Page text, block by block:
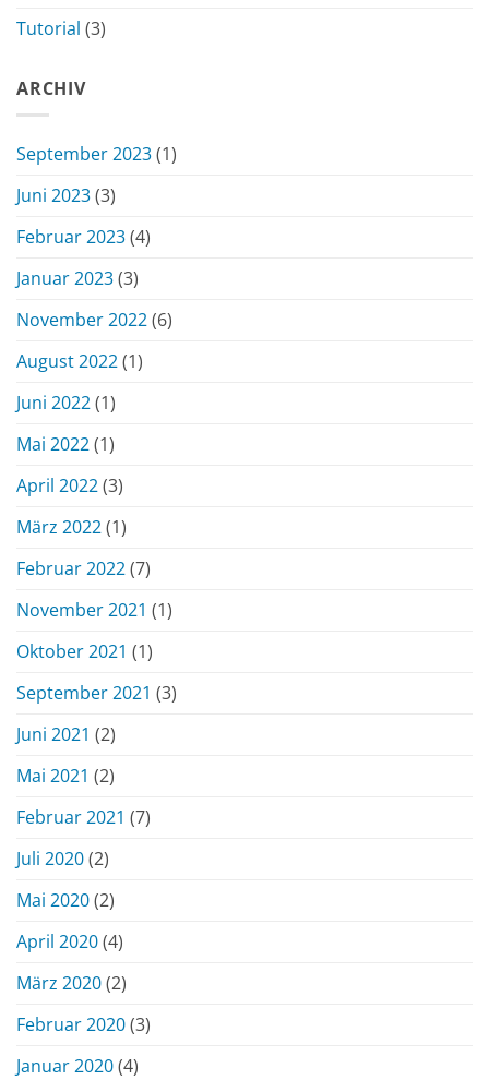
Tutorial (3)
ARCHIV
September 2023(1)
Juni 2023(3)
Februar 2023(4)
Januar 2023(3)
November 2022(6)
August 2022(1)
Juni 2022(1)
Mai 2022(1)
April 2022(3)
März 2022(1)
Februar 2022(7)
November 2021 (1)
Oktober 2021 (1)
September 2021 (3)
Juni 2021 (2)
Mai 2021 (2)
Februar 2021 (7)
Juli 2020(2)
Mai 2020(2)
April 2020(4)
März 2020(2)
Februar 2020(3)
Januar 2020(4)